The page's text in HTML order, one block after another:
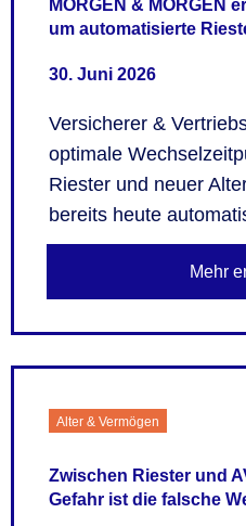
MORGEN & MORGEN
um automatisierte
30. Juni 2026
Versicherer &
optimale
Riester und neuer
bereits heute
Mehr
Alter & Vermögen
Zwischen Riester und
Gefahr ist die falsche